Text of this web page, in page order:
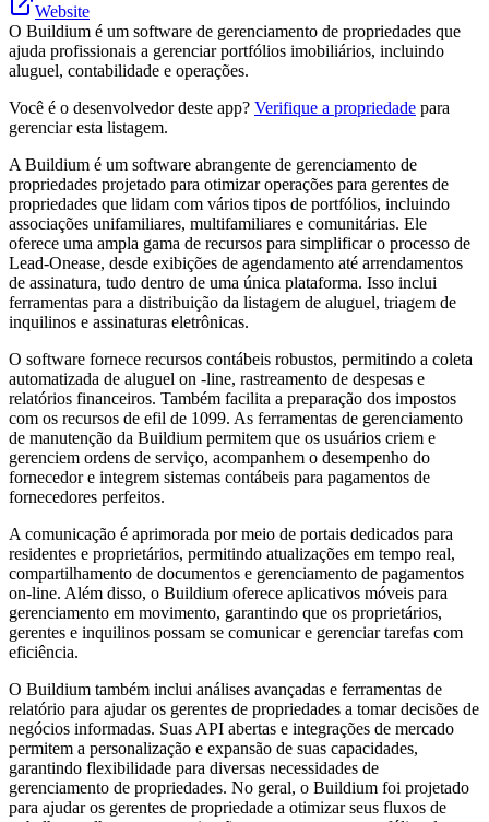
Website
O Buildium é um software de gerenciamento de propriedades que
ajuda profissionais a gerenciar portfólios imobiliários, incluindo
aluguel, contabilidade e operações.
Você é o desenvolvedor deste app? Verifique a propriedade para
gerenciar esta listagem.
A Buildium é um software abrangente de gerenciamento de
propriedades projetado para otimizar operações para gerentes de
propriedades que lidam com vários tipos de portfólios, incluindo
associações unifamiliares, multifamiliares e comunitárias. Ele
oferece uma ampla gama de recursos para simplificar o processo de
Lead-Onease, desde exibições de agendamento até arrendamentos
de assinatura, tudo dentro de uma única plataforma. Isso inclui
ferramentas para a distribuição da listagem de aluguel, triagem de
inquilinos e assinaturas eletrônicas.
O software fornece recursos contábeis robustos, permitindo a coleta
automatizada de aluguel on -line, rastreamento de despesas e
relatórios financeiros. Também facilita a preparação dos impostos
com os recursos de efil de 1099. As ferramentas de gerenciamento
de manutenção da Buildium permitem que os usuários criem e
gerenciem ordens de serviço, acompanhem o desempenho do
fornecedor e integrem sistemas contábeis para pagamentos de
fornecedores perfeitos.
A comunicação é aprimorada por meio de portais dedicados para
residentes e proprietários, permitindo atualizações em tempo real,
compartilhamento de documentos e gerenciamento de pagamentos
on-line. Além disso, o Buildium oferece aplicativos móveis para
gerenciamento em movimento, garantindo que os proprietários,
gerentes e inquilinos possam se comunicar e gerenciar tarefas com
eficiência.
O Buildium também inclui análises avançadas e ferramentas de
relatório para ajudar os gerentes de propriedades a tomar decisões de
negócios informadas. Suas API abertas e integrações de mercado
permitem a personalização e expansão de suas capacidades,
garantindo flexibilidade para diversas necessidades de
gerenciamento de propriedades. No geral, o Buildium foi projetado
para ajudar os gerentes de propriedade a otimizar seus fluxos de